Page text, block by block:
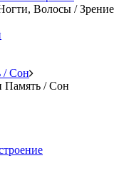
Волосы / Зрение
/ Сон
Память / Сон